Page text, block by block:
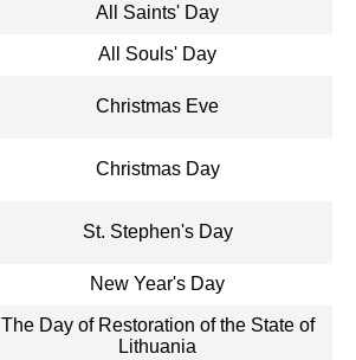
All Saints' Day
All Souls' Day
Christmas Eve
Christmas Day
St. Stephen's Day
New Year's Day
The Day of Restoration of the State of
Lithuania